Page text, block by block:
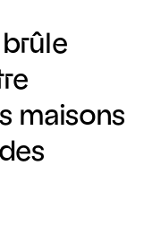
maisons